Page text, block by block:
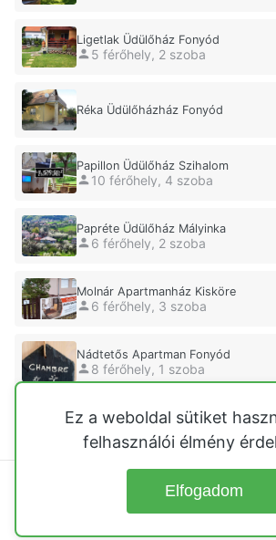
Ligetlak Üdülőház Fonyód
5 férőhely, 2 szoba
Réka Üdülőházház Fonyód
Papillon Üdülőház Szihalom
10 férőhely, 4 szoba
Papréte Üdülőház Mályinka
6 férőhely, 2 szoba
Molnár Apartmanház Kisköre
6 férőhely, 3 szoba
Nádtetős Apartman Fonyód
8 férőhely, 1 szoba
Gyuszi Üdülőház Fonyód
5 férőhely, 3 szoba
Ez a weboldal sütiket
felhasználói élmény
Elfogadom